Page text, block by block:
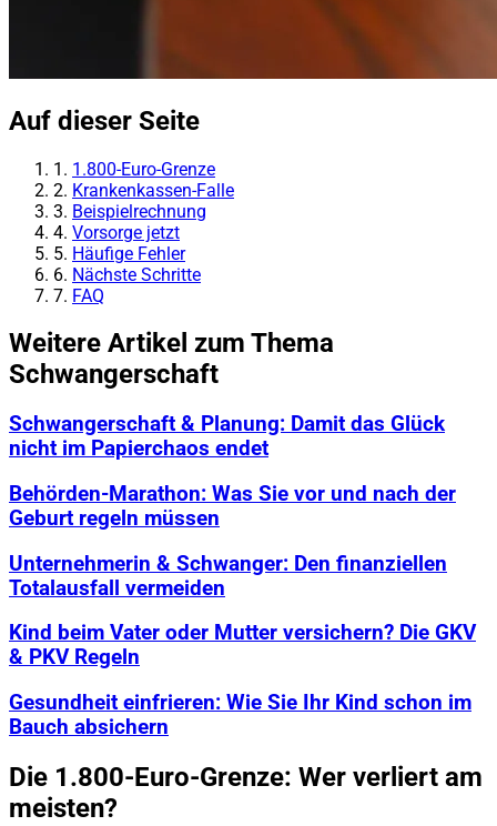
Auf dieser Seite
1. 1.800-Euro-Grenze
2. Krankenkassen-Falle
3. Beispielrechnung
4. Vorsorge jetzt
5. Häufige Fehler
6. Nächste Schritte
7. FAQ
Weitere Artikel zum Thema
Schwangerschaft
Schwangerschaft & Planung: Damit das Glück
nicht im Papierchaos endet
Behörden-Marathon: Was Sie vor und nach der
Geburt regeln müssen
Unternehmerin & Schwanger: Den finanziellen
Totalausfall vermeiden
Kind beim Vater oder Mutter versichern? Die GKV
& PKV Regeln
Gesundheit einfrieren: Wie Sie Ihr Kind schon im
Bauch absichern
Die 1.800-Euro-Grenze: Wer verliert am
meisten?